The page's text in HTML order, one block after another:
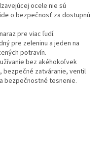
ocele nie sú
o bezpečnosť za dostupnú
pre viac ľudí.
pre zeleninu a jeden na
potravín.
bez akéhokoľvek
bezpečné zatváranie, ventil
bezpečnostné tesnenie.